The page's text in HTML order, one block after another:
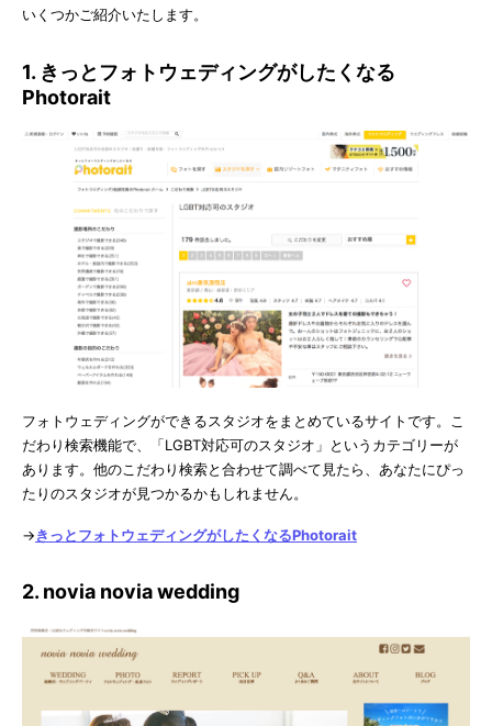
いくつかご紹介いたします。
1. きっとフォトウェディングがしたくなる
Photorait
フォトウェディングができるスタジオをまとめているサイトです。こ
だわり検索機能で、「LGBT対応可のスタジオ」というカテゴリーが
あります。他のこだわり検索と合わせて調べて見たら、あなたにぴっ
たりのスタジオが見つかるかもしれません。
→きっとフォトウェディングがしたくなるPhotorait
2. novia novia wedding